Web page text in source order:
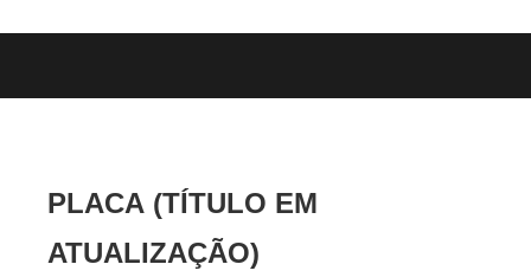
PLACA (TÍTULO EM
ATUALIZAÇÃO)